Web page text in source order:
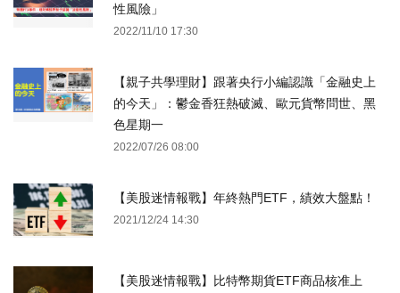
性風險」
2022/11/10 17:30
【親子共學理財】跟著央行小編認識「金融史上
的今天」：鬱金香狂熱破滅、歐元貨幣問世、黑
色星期一
2022/07/26 08:00
【美股迷情報戰】年終熱門ETF，績效大盤點！
2021/12/24 14:30
【美股迷情報戰】比特幣期貨ETF商品核准上